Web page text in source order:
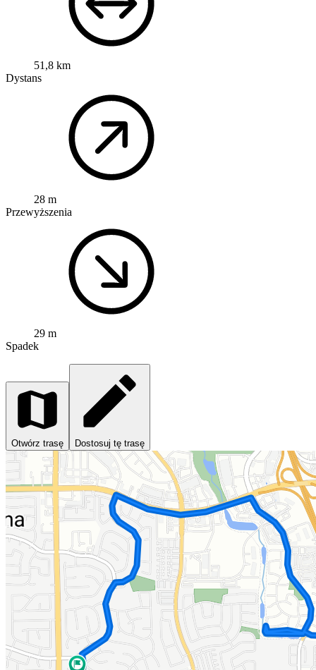
51,8 km
Dystans
28 m
Przewyższenia
29 m
Spadek
Otwórz trasę Dostosuj tę trasę